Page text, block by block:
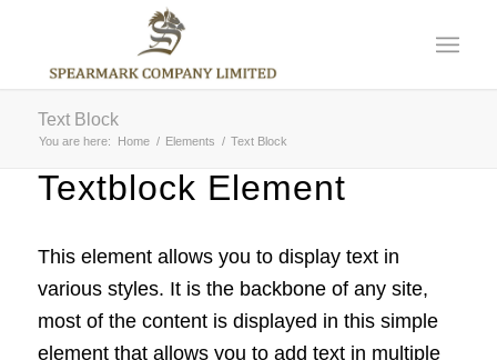
Text Block
You are here: Home / Elements / Text Block
Textblock Element
This element allows you to display text in
various styles. It is the backbone of any site,
most of the content is displayed in this simple
element that allows you to add text in multiple